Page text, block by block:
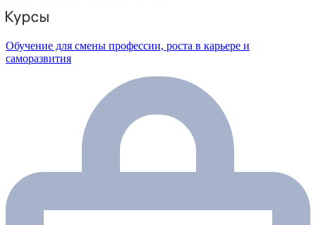
Обучение для смены профессии, роста в карьере и
саморазвития